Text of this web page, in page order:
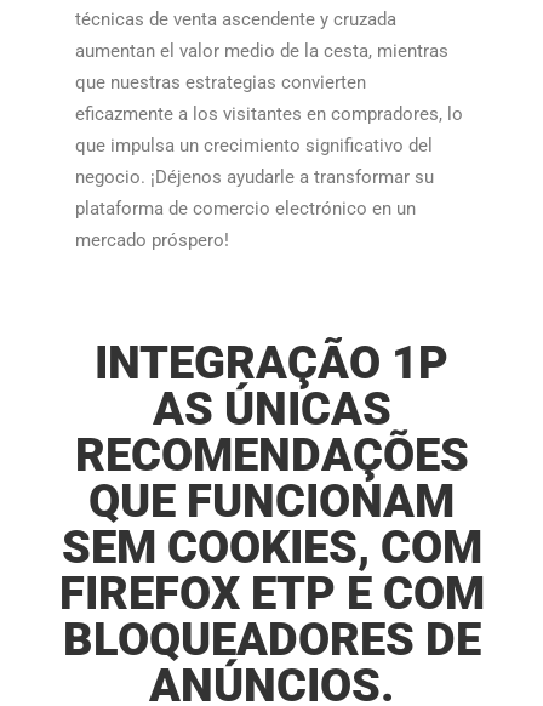
técnicas de venta ascendente y cruzada
aumentan el valor medio de la cesta, mientras
que nuestras estrategias convierten
eficazmente a los visitantes en compradores, lo
que impulsa un crecimiento significativo del
negocio. ¡Déjenos ayudarle a transformar su
plataforma de comercio electrónico en un
mercado próspero!​​
INTEGRAÇÃO 1P
AS ÚNICAS
RECOMENDAÇÕES
QUE FUNCIONAM
SEM COOKIES, COM
FIREFOX ETP E COM
BLOQUEADORES DE
ANÚNCIOS.​​